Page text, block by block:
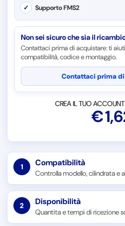
✓ Supporto FMS2
Non sei sicuro che sia il
Contattaci prima di acquistare: ti
compatibilità, codice e montaggio.
Contattaci prima
CREA IL TUO
€
1 Compatibilità
Controlla modello, cilindrata e
2 Disponibilità
Quantita e tempi di ricezione